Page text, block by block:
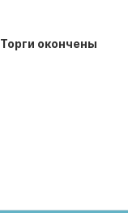
Торги окончены